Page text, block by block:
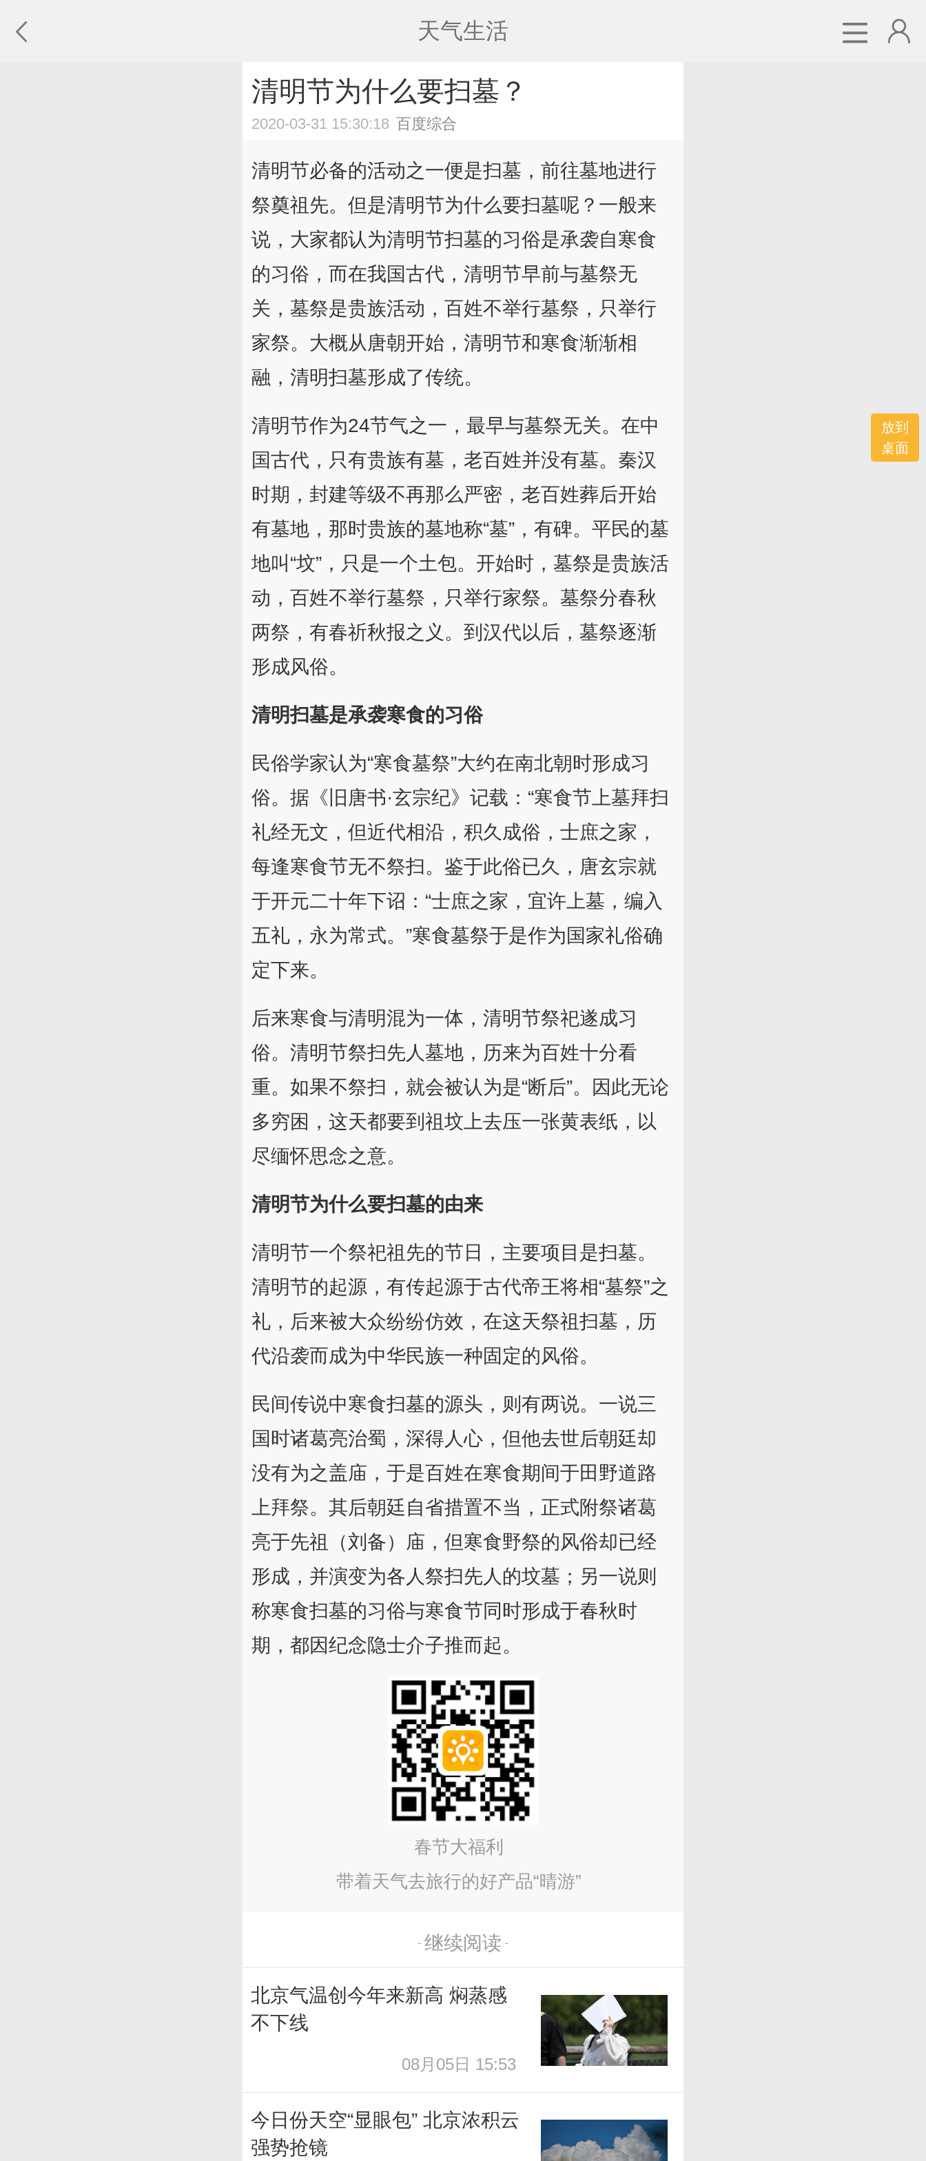
天气生活
清明节为什么要扫墓？
2020-03-31 15:30:18 百度综合
清明节必备的活动之一便是扫墓，前往墓地进行
祭奠祖先。但是清明节为什么要扫墓呢？一般来
说，大家都认为清明节扫墓的习俗是承袭自寒食
的习俗，而在我国古代，清明节早前与墓祭无
关，墓祭是贵族活动，百姓不举行墓祭，只举行
家祭。大概从唐朝开始，清明节和寒食渐渐相
融，清明扫墓形成了传统。
清明节作为24节气之一，最早与墓祭无关。在中
国古代，只有贵族有墓，老百姓并没有墓。秦汉
时期，封建等级不再那么严密，老百姓葬后开始
有墓地，那时贵族的墓地称“墓”，有碑。平民的墓
地叫“坟”，只是一个土包。开始时，墓祭是贵族活
动，百姓不举行墓祭，只举行家祭。墓祭分春秋
两祭，有春祈秋报之义。到汉代以后，墓祭逐渐
形成风俗。
清明扫墓是承袭寒食的习俗
民俗学家认为“寒食墓祭”大约在南北朝时形成习
俗。据《旧唐书·玄宗纪》记载：“寒食节上墓拜扫
礼经无文，但近代相沿，积久成俗，士庶之家，
每逢寒食节无不祭扫。鉴于此俗已久，唐玄宗就
于开元二十年下诏：“士庶之家，宜许上墓，编入
五礼，永为常式。”寒食墓祭于是作为国家礼俗确
定下来。
后来寒食与清明混为一体，清明节祭祀遂成习
俗。清明节祭扫先人墓地，历来为百姓十分看
重。如果不祭扫，就会被认为是“断后”。因此无论
多穷困，这天都要到祖坟上去压一张黄表纸，以
尽缅怀思念之意。
清明节为什么要扫墓的由来
清明节一个祭祀祖先的节日，主要项目是扫墓。
清明节的起源，有传起源于古代帝王将相“墓祭”之
礼，后来被大众纷纷仿效，在这天祭祖扫墓，历
代沿袭而成为中华民族一种固定的风俗。
民间传说中寒食扫墓的源头，则有两说。一说三
国时诸葛亮治蜀，深得人心，但他去世后朝廷却
没有为之盖庙，于是百姓在寒食期间于田野道路
上拜祭。其后朝廷自省措置不当，正式附祭诸葛
亮于先祖（刘备）庙，但寒食野祭的风俗却已经
形成，并演变为各人祭扫先人的坟墓；另一说则
称寒食扫墓的习俗与寒食节同时形成于春秋时
期，都因纪念隐士介子推而起。
春节大福利
带着天气去旅行的好产品“晴游”
继续阅读
北京气温创今年来新高 焖蒸感
不下线
08月05日 15:53
今日份天空“显眼包” 北京浓积云
强势抢镜
放到
桌面